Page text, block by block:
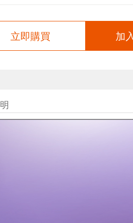
立即購買 加